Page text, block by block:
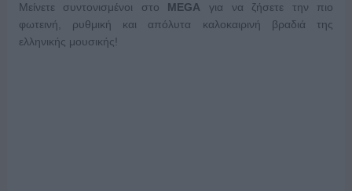
Μείνετε συντονισμένοι στο MEGA για να ζήσετε την πιο
φωτεινή, ρυθμική και απόλυτα καλοκαιρινή βραδιά της
ελληνικής μουσικής!